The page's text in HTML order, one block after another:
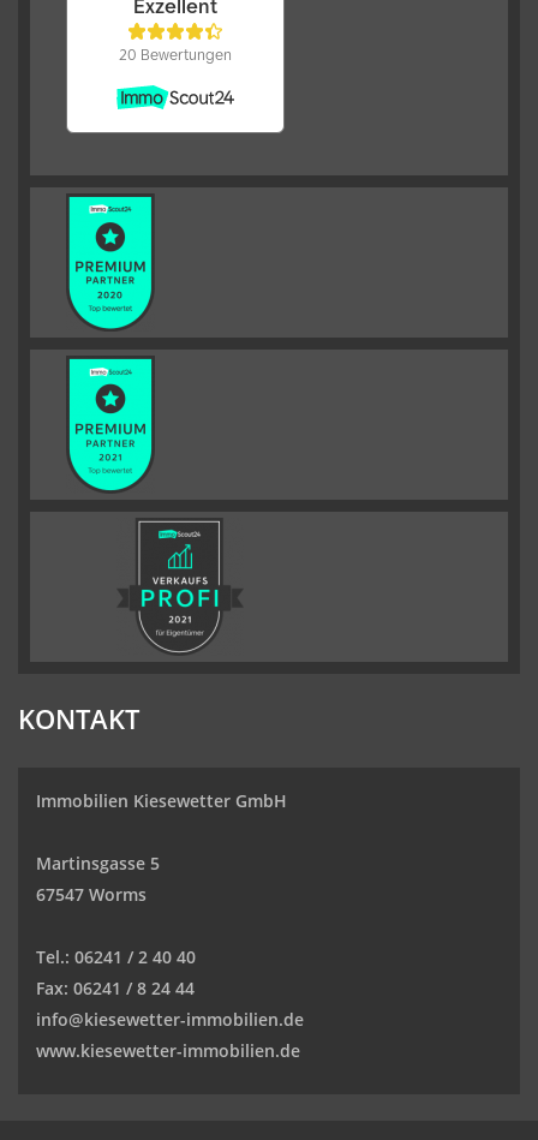
KONTAKT
Immobilien Kiesewetter GmbH
Martinsgasse 5
67547 Worms
Tel.: 06241 / 2 40 40
Fax: 06241 / 8 24 44
info@kiesewetter-immobilien.de
www.kiesewetter-immobilien.de